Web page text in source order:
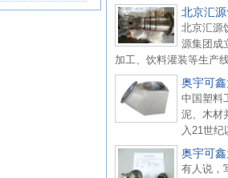
北京汇
北京汇源
源集团成
加工、饮料灌装等生产
奥宇可
中国塑料
泥、木材
入21世
奥宇可
有人说，